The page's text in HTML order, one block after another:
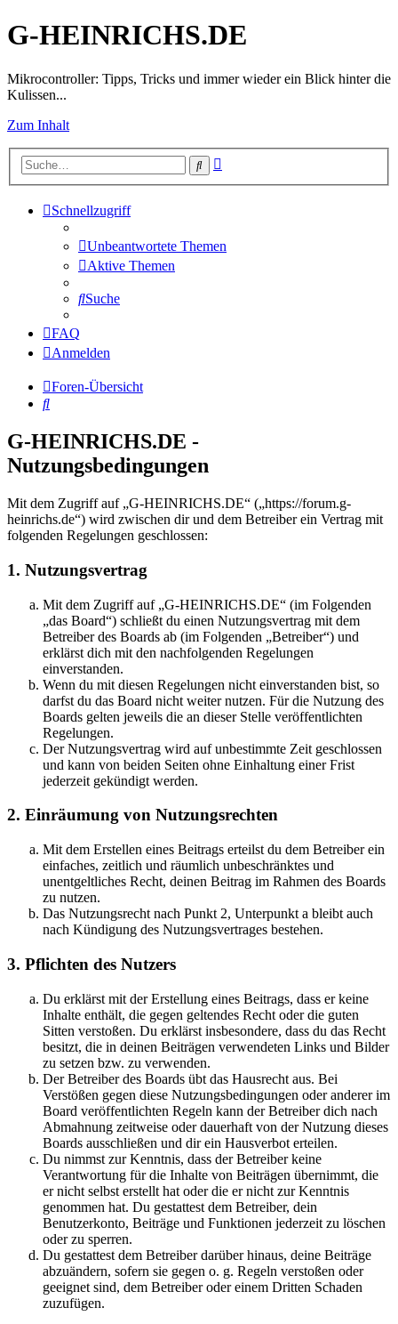
G-HEINRICHS.DE
Mikrocontroller: Tipps, Tricks und immer wieder ein Blick hinter die
Kulissen...
Zum Inhalt
Suche
Schnellzugriff
Unbeantwortete Themen
Aktive Themen
Suche
FAQ
Anmelden
Foren-Übersicht
Suche
G-HEINRICHS.DE -
Nutzungsbedingungen
Mit dem Zugriff auf „G-HEINRICHS.DE“ („https://forum.g-
heinrichs.de“) wird zwischen dir und dem Betreiber ein Vertrag mit
folgenden Regelungen geschlossen:
1. Nutzungsvertrag
Mit dem Zugriff auf „G-HEINRICHS.DE“ (im Folgenden
„das Board“) schließt du einen Nutzungsvertrag mit dem
Betreiber des Boards ab (im Folgenden „Betreiber“) und
erklärst dich mit den nachfolgenden Regelungen
einverstanden.
Wenn du mit diesen Regelungen nicht einverstanden bist, so
darfst du das Board nicht weiter nutzen. Für die Nutzung des
Boards gelten jeweils die an dieser Stelle veröffentlichten
Regelungen.
Der Nutzungsvertrag wird auf unbestimmte Zeit geschlossen
und kann von beiden Seiten ohne Einhaltung einer Frist
jederzeit gekündigt werden.
2. Einräumung von Nutzungsrechten
Mit dem Erstellen eines Beitrags erteilst du dem Betreiber ein
einfaches, zeitlich und räumlich unbeschränktes und
unentgeltliches Recht, deinen Beitrag im Rahmen des Boards
zu nutzen.
Das Nutzungsrecht nach Punkt 2, Unterpunkt a bleibt auch
nach Kündigung des Nutzungsvertrages bestehen.
3. Pflichten des Nutzers
Du erklärst mit der Erstellung eines Beitrags, dass er keine
Inhalte enthält, die gegen geltendes Recht oder die guten
Sitten verstoßen. Du erklärst insbesondere, dass du das Recht
besitzt, die in deinen Beiträgen verwendeten Links und Bilder
zu setzen bzw. zu verwenden.
Der Betreiber des Boards übt das Hausrecht aus. Bei
Verstößen gegen diese Nutzungsbedingungen oder anderer im
Board veröffentlichten Regeln kann der Betreiber dich nach
Abmahnung zeitweise oder dauerhaft von der Nutzung dieses
Boards ausschließen und dir ein Hausverbot erteilen.
Du nimmst zur Kenntnis, dass der Betreiber keine
Verantwortung für die Inhalte von Beiträgen übernimmt, die
er nicht selbst erstellt hat oder die er nicht zur Kenntnis
genommen hat. Du gestattest dem Betreiber, dein
Benutzerkonto, Beiträge und Funktionen jederzeit zu löschen
oder zu sperren.
Du gestattest dem Betreiber darüber hinaus, deine Beiträge
abzuändern, sofern sie gegen o. g. Regeln verstoßen oder
geeignet sind, dem Betreiber oder einem Dritten Schaden
zuzufügen.